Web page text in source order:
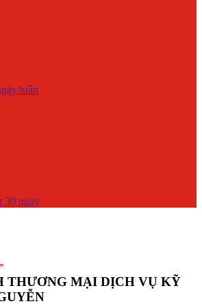
tuần
30 ngày
THƯƠNG MẠI DỊCH VỤ KỸ